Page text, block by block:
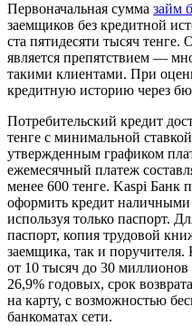
Первоначальная сумма займ
заемщиков без кредитной
ста пятидесяти тысяч тенге.
является препятствием —
такими клиентами. При
кредитную историю через
Потребительский кредит
тенге с минимальной
утвержденным графиком
ежемесячный платеж
менее 600 тенге. Kaspi Банк
оформить кредит наличными
используя только паспорт.
паспорт, копия трудовой
заемщика, так и
от 10 тысяч до 30
26,9% годовых, срок
на карту, с возможностью
банкоматах сети.